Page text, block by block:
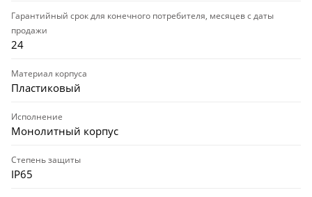
Гарантийный срок для конечного потребителя, месяцев с даты
продажи
24
Материал корпуса
Пластиковый
Исполнение
Монолитный корпус
Степень защиты
IP65